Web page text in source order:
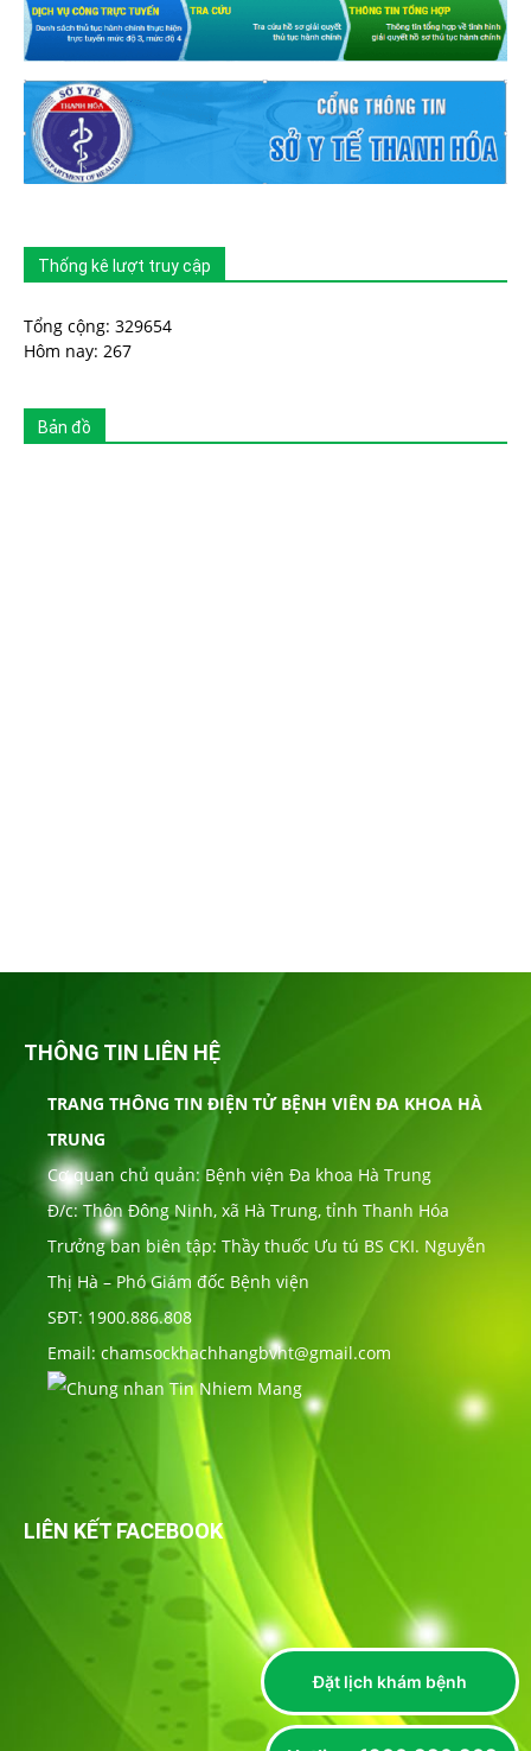
Thống kê lượt truy cập
Tổng cộng: 329654
Hôm nay: 267
Bản đồ
THÔNG TIN LIÊN HỆ
TRANG THÔNG TIN ĐIỆN TỬ BỆNH VIÊN ĐA KHOA HÀ
TRUNG
Cơ quan chủ quản: Bệnh viện Đa khoa Hà Trung
Đ/c: Thôn Đông Ninh, xã Hà Trung, tỉnh Thanh Hóa
Trưởng ban biên tập: Thầy thuốc Ưu tú BS CKI. Nguyễn
Thị Hà – Phó Giám đốc Bệnh viện
SĐT: 1900.886.808
Email: chamsockhachhangbvht@gmail.com
LIÊN KẾT FACEBOOK
Đặt lịch khám bệnh